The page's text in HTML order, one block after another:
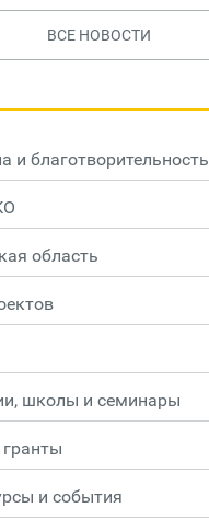
ВСЕ НОВОСТИ
и благотворительность
область
школы и семинары
и события